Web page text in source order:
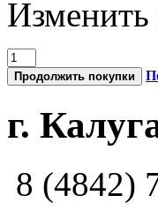
Изменить
Продолжить покупки
г.
8 (4842)